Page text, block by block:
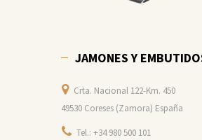
JAMONES Y
Crta. Nacional 122-Km. 450
49530 Coreses (Zamora) España
Tel.: +34 980 500 101